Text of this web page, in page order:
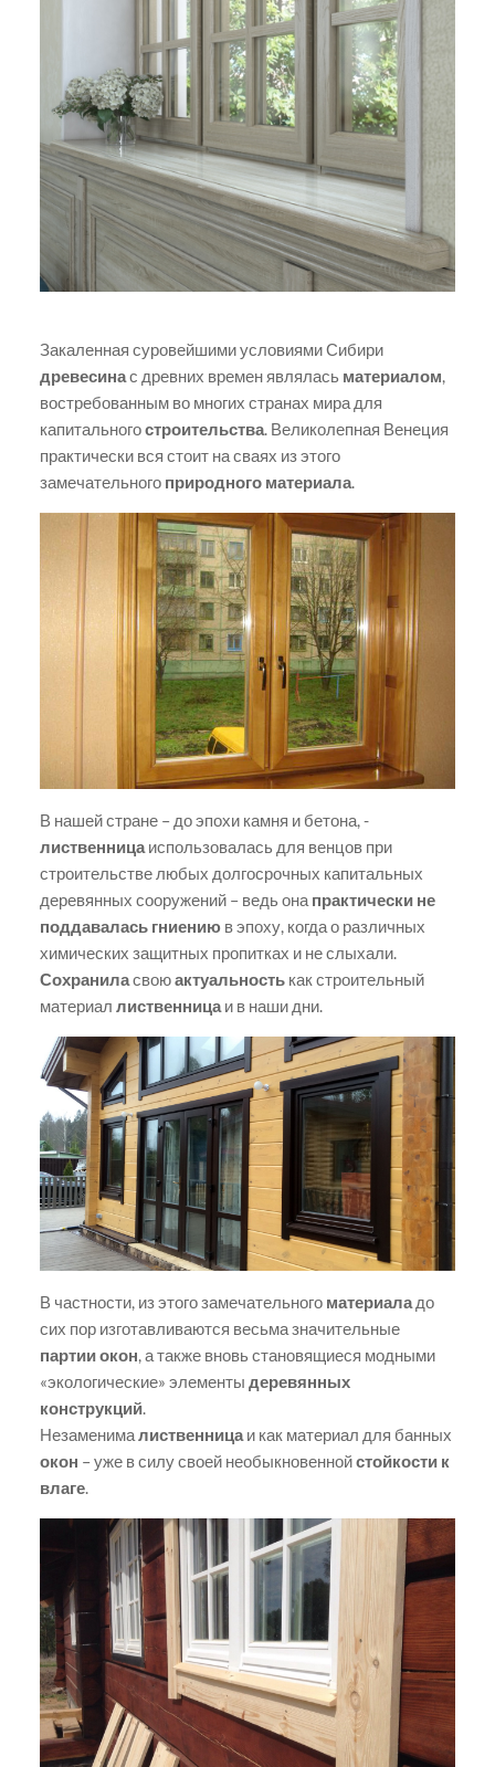
Закаленная суровейшими условиями Сибири
древесинас древних времен являлась материалом,
востребованным во многих странах мира для
капитальногостроительства. Великолепная Венеция
практически вся стоит на сваях из этого
замечательного природного материала.
В нашей стране – до эпохи камня и бетона, -
лиственница использовалась для венцов при
строительстве любых долгосрочных капитальных
деревянных сооружений – ведь она практически не
поддавалась гниению в эпоху, когда о различных
химических защитных пропитках и не слыхали.
Сохраниласвоюактуальность как строительный
материал лиственница и в наши дни.
В частности, из этого замечательного материала до
сих пор изготавливаются весьма значительные
партии окон, а также вновь становящиеся модными
«экологические» элементы деревянных
конструкций.
Незаменималиственница и как материал для банных
окон – уже в силу своей необыкновеннойстойкости к
влаге.